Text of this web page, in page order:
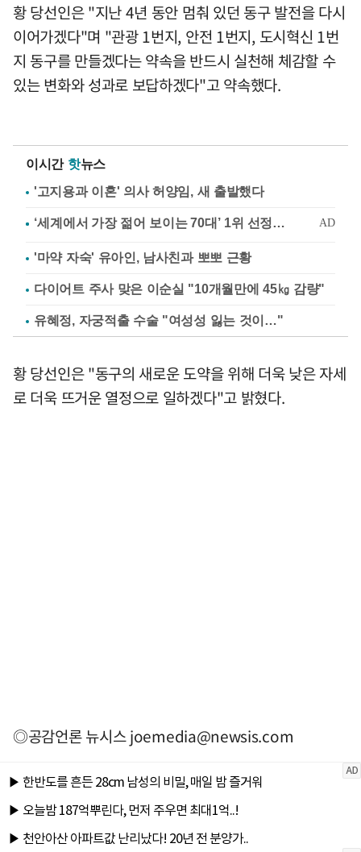
황 당선인은 "지난 4년 동안 멈춰 있던 동구 발전을 다시
이어가겠다"며 "관광 1번지, 안전 1번지, 도시혁신 1번
지 동구를 만들겠다는 약속을 반드시 실천해 체감할 수
있는 변화와 성과로 보답하겠다"고 약속했다.
이시간 핫뉴스
'고지용과 이혼' 의사 허양임, 새 출발했다
'마약 자숙' 유아인, 남사친과 뽀뽀 근황
다이어트 주사 맞은 이순실 "10개월만에 45㎏ 감량"
유혜정, 자궁적출 수술 "여성성 잃는 것이…"
황 당선인은 "동구의 새로운 도약을 위해 더욱 낮은 자세
로 더욱 뜨거운 열정으로 일하겠다"고 밝혔다.
◎공감언론 뉴시스joemedia@newsis.com